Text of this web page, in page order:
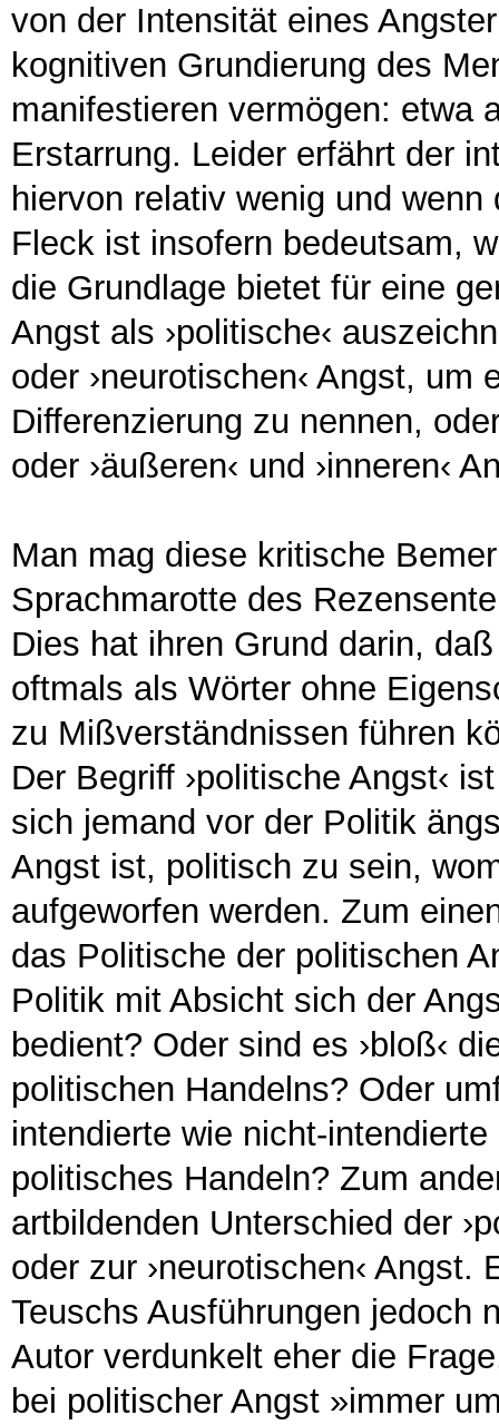
von der Intensität eines
kognitiven Grundierung des
manifestieren vermögen: etwa
Erstarrung. Leider erfährt der
hiervon relativ wenig und
Fleck ist insofern bedeutsam,
die Grundlage bietet für eine
Angst als ›politische‹
oder ›neurotischen‹ Angst,
Differenzierung zu nennen,
oder ›äußeren‹ und ›inneren‹
Man mag diese kritische
Sprachmarotte des
Dies hat ihren Grund darin,
oftmals als Wörter ohne
zu Mißverständnissen führen
Der Begriff ›politische Angst‹
sich jemand vor der Politik
Angst ist, politisch zu sein,
aufgeworfen werden. Zum
das Politische der politischen
Politik mit Absicht sich der
bedient? Oder sind es ›bloß‹
politischen Handelns? Oder
intendierte wie nicht-
politisches Handeln? Zum
artbildenden Unterschied der
oder zur ›neurotischen‹
Teuschs Ausführungen jedoch
Autor verdunkelt eher die
bei politischer Angst »immer